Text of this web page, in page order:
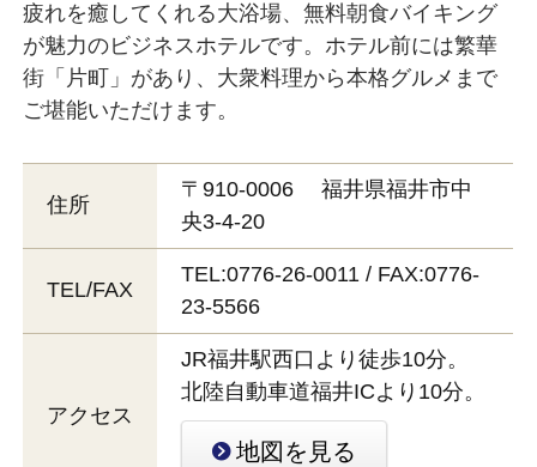
疲れを癒してくれる大浴場、無料朝食バイキング
が魅力のビジネスホテルです。ホテル前には繁華
街「片町」があり、大衆料理から本格グルメまで
ご堪能いただけます。
住所
〒910-0006 福井県福井市中
央3-4-20
TEL/FAX
TEL:0776-26-0011 / FAX:0776-
23-5566
アクセス
JR福井駅西口より徒歩10分。
北陸自動車道福井ICより10分。
地図を見る